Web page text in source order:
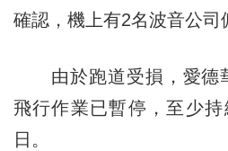
確認，機上有2名波音公司
由於跑道受損，愛德
飛行作業已暫停，至少
日。